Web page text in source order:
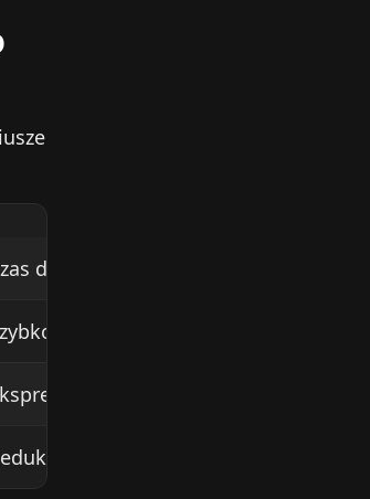
dostawy <30 minut, omijanie korków
w trudno dostępnych terenach,
dostawy na 8–12 km
kosztów i czasu